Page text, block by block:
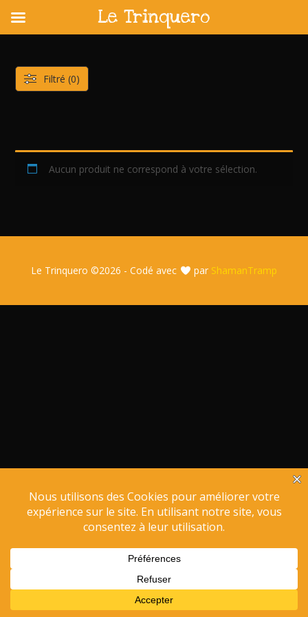
content
Aucun produit ne correspond à votre sélection.
Filtré (0)
Le Trinquero ©2026 - Codé avec par ShamanTramp
Le Trinquero